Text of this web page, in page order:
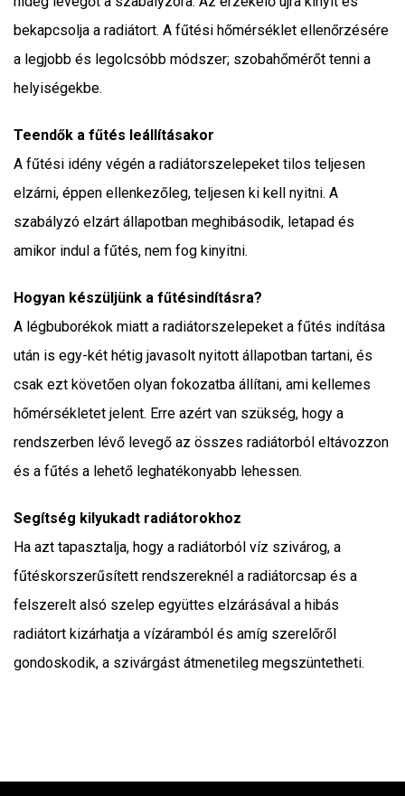
bekapcsolja a radiátort. A fűtési hőmérséklet ellenőrzésére
a legjobb és legolcsóbb módszer; szobahőmérőt tenni a
helyiségekbe.
Teendők a fűtés leállításakor
A fűtési idény végén a radiátorszelepeket tilos teljesen
elzárni, éppen ellenkezőleg, teljesen ki kell nyitni. A
szabályzó elzárt állapotban meghibásodik, letapad és
amikor indul a fűtés, nem fog kinyitni.
Hogyan készüljünk a fűtésindításra?
A légbuborékok miatt a radiátorszelepeket a fűtés indítása
után is egy-két hétig javasolt nyitott állapotban tartani, és
csak ezt követően olyan fokozatba állítani, ami kellemes
hőmérsékletet jelent. Erre azért van szükség, hogy a
rendszerben lévő levegő az összes radiátorból eltávozzon
és a fűtés a lehető leghatékonyabb lehessen.
Segítség kilyukadt radiátorokhoz
Ha azt tapasztalja, hogy a radiátorból víz szivárog, a
fűtéskorszerűsített rendszereknél a radiátorcsap és a
felszerelt alsó szelep együttes elzárásával a hibás
radiátort kizárhatja a vízáramból és amíg szerelőről
gondoskodik, a szivárgást átmenetileg megszüntetheti.